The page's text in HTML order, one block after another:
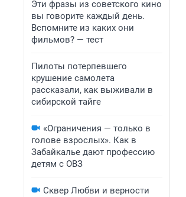
Эти фразы из советского кино
вы говорите каждый день.
Вспомните из каких они
фильмов? — тест
Пилоты потерпевшего
крушение самолета
рассказали, как выживали в
сибирской тайге
«Ограничения — только в
голове взрослых». Как в
Забайкалье дают профессию
детям с ОВЗ
Сквер Любви и верности